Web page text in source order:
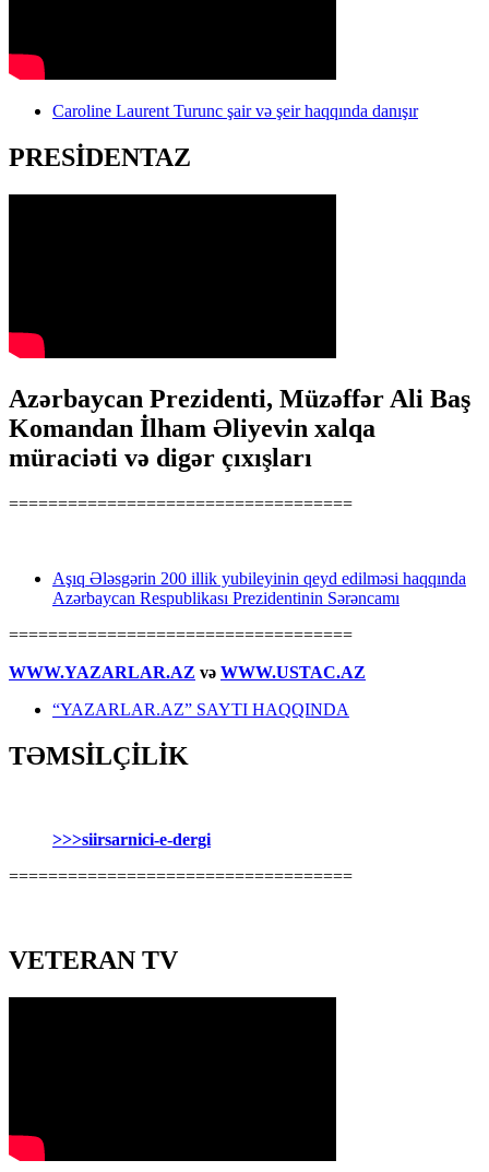
Caroline Laurent Turunc şair və şeir haqqında danışır
PRESİDENTAZ
Azərbaycan Prezidenti, Müzəffər Ali Baş
Komandan İlham Əliyevin xalqa
müraciəti və digər çıxışları
===================================
Aşıq Ələsgərin 200 illik yubileyinin qeyd edilməsi haqqında
Azərbaycan Respublikası Prezidentinin Sərəncamı
===================================
WWW.YAZARLAR.AZ və WWW.USTAC.AZ
“YAZARLAR.AZ” SAYTI HAQQINDA
TƏMSİLÇİLİK
>>>siirsarnici-e-dergi
===================================
VETERAN TV